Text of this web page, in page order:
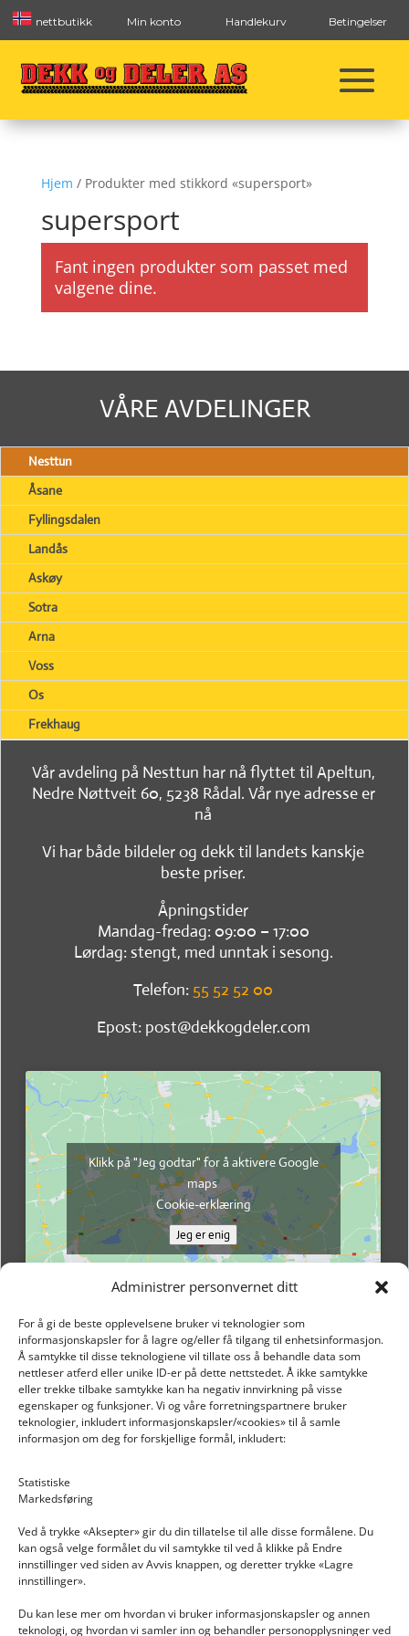
Administrer personvernet ditt
For å gi de beste opplevelsene bruker vi teknologier som
informasjonskapsler for å lagre og/eller få tilgang til enhetsinformasjon.
Å samtykke til disse teknologiene vil tillate oss å behandle data som
nettleser atferd eller unike ID-er på dette nettstedet. Å ikke samtykke
eller trekke tilbake samtykke kan ha negativ innvirkning på visse
egenskaper og funksjoner. Vi og våre forretningspartnere bruker
teknologier, inkludert informasjonskapsler/«cookies» til å samle
informasjon om deg for forskjellige formål, inkludert:
Statistiske
Markedsføring
Ved å trykke «Aksepter» gir du din tillatelse til alle disse formålene. Du
kan også velge formålet du vil samtykke til ved å klikke på Endre
innstillinger ved siden av Avvis knappen, og deretter trykke «Lagre
innstillinger».
Du kan lese mer om hvordan vi bruker informasjonskapsler og annen
teknologi, og hvordan vi samler inn og behandler personopplysninger ved
nettbutikk Min konto Handlekurv Betingelser
Hjem / Produkter med stikkord «supersport»
supersport
Fant ingen produkter som passet med
valgene dine.
VÅRE AVDELINGER
Nesttun
Åsane
Fyllingsdalen
Landås
Askøy
Sotra
Arna
Voss
Os
Frekhaug
Vår avdeling på Nesttun har nå flyttet til Apeltun,
Nedre Nøttveit 60, 5238 Rådal. Vår nye adresse er
nå
Vi har både bildeler og dekk til landets kanskje
beste priser.
Åpningstider
Mandag-fredag: 09:00 – 17:00
Lørdag: stengt, med unntak i sesong.
Telefon: 55 52 52 00
Epost: post@dekkogdeler.com
Klikk på "Jeg godtar" for å aktivere Google
maps
Cookie-erklæring
Jeg er enig
INFORMASJON